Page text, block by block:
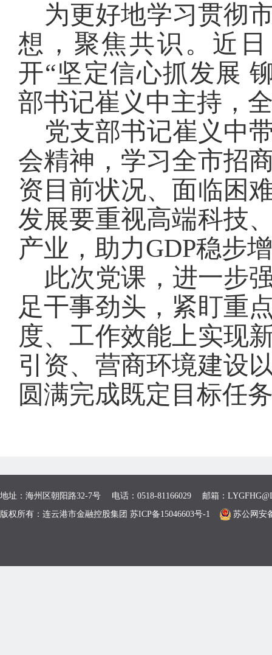
为更好地学习贯彻
想，聚焦共识。近
开“坚定信心抓发展
部书记崔义中主持，
党支部书记崔义中
会精神，学习全市招
资目前状况、面临困
发展要重视高端科技
产业，助力GDP稳步
此次党课，进一步
足干事劲头，紧盯重
度、工作效能上实现
引资、营商环境建设
圆满完成既定目标任
地址：海州区朝阳路32-7号 电话：0518-81166029 邮箱：
版权所有：连云港市金融控股集团 苏ICP备15046603号-1
苏公网安